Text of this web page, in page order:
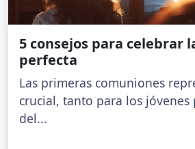
5 consejos para celebrar
perfecta
Las primeras comuniones
crucial, tanto para los
del...